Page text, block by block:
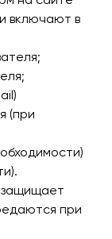
включают в
(при
при